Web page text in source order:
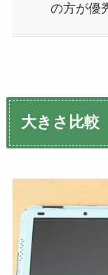
の方が優
大きさ比較